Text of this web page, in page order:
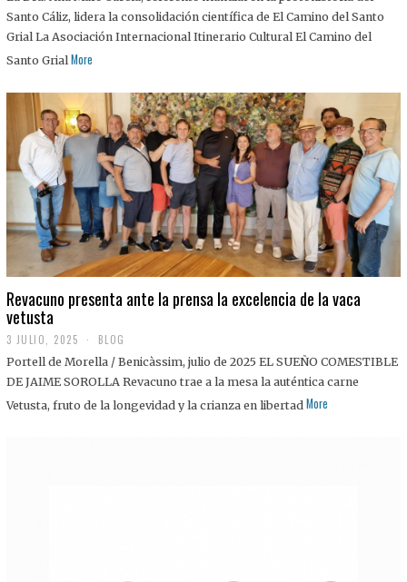
G
O
S
2
5
Santo Cáliz, lidera la consolidación científica de El Camino del Santo
Grial La Asociación Internacional Itinerario Cultural El Camino del
Santo Grial More
Revacuno presenta ante la prensa la excelencia de la vaca
vetusta
3 JULIO, 2025
J
U
I
BLOG
Portell de Morella / Benicàssim, julio de 2025 EL SUEÑO COMESTIBLE
DE JAIME SOROLLA Revacuno trae a la mesa la auténtica carne
Vetusta, fruto de la longevidad y la crianza en libertad More